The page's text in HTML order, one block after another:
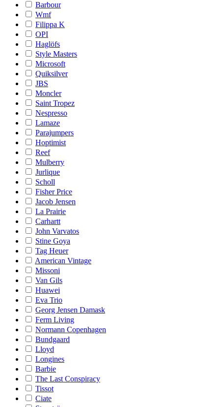
Barbour
Wmf
Filippa K
OPI
Haglöfs
Style Masters
Microsoft
Quiksilver
JBS
Moncler
Saint Tropez
Nespresso
Lamaze
Parajumpers
Hoptimist
Reef
Mulberry
Jurlique
Scholl
Fisher Price
Jacob Jensen
La Prairie
Carhartt
John Varvatos
Stine Goya
Tag Heuer
American Vintage
Missoni
Van Gils
Huawei
Eva Trio
Georg Jensen Damask
Ferm Living
Normann Copenhagen
Bundgaard
Lloyd
Longines
Barbie
The Last Conspiracy
Tissot
Ciate